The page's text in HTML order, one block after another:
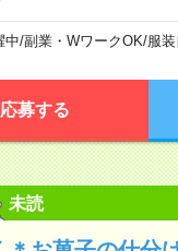
中/副業・WワークOK/服装
応募する
未読